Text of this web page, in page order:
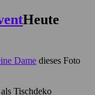
Heute
Dame dieses Foto
Tischdeko